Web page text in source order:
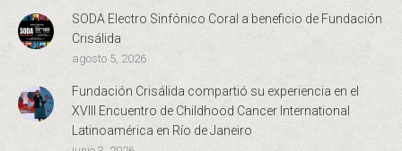
SODA Electro Sinfónico Coral a beneficio de Fundación
Crisálida
agosto 5, 2026
Fundación Crisálida compartió su experiencia en el
XVIII Encuentro de Childhood Cancer International
Latinoamérica en Río de Janeiro